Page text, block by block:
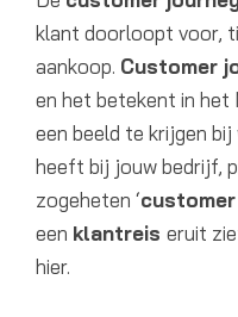
klant doorloopt voor,
aankoop. Customer
en het betekent in het
een beeld te krijgen
heeft bij jouw bedrijf,
zogeheten ‘
een klantreis eruit
hier.